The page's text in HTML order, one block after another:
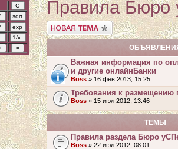
Правила Бюро
Начать новую тему
Важная информация по
и другие онлайнБанки
Boss » 16 фев 2013, 15:25
Требования к размещению
Boss » 15 июл 2012, 13:46
ТЕМЫ
Правила раздела Бюро
Boss » 22 июл 2012, 08:01